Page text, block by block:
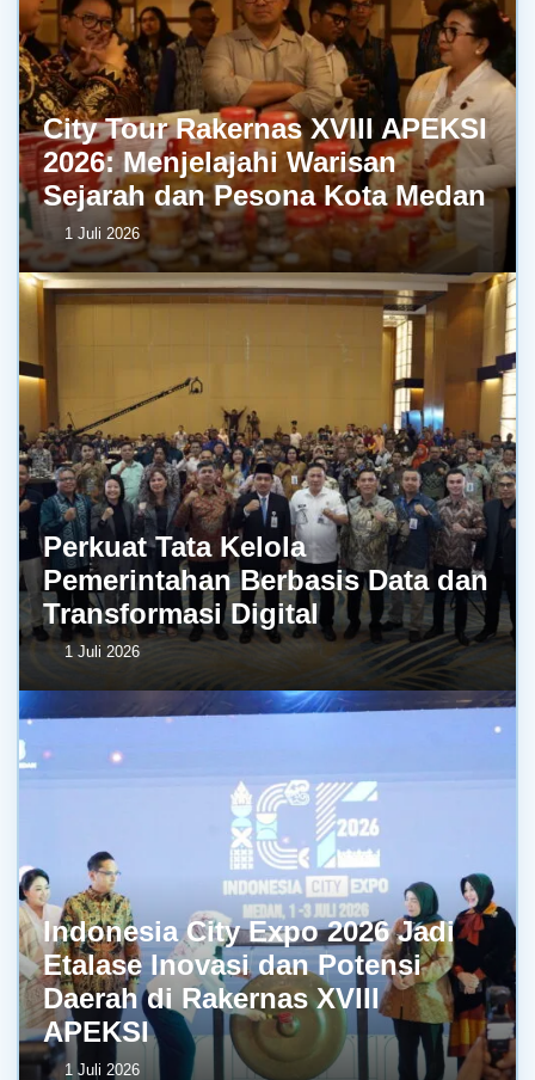
City Tour Rakernas XVIII APEKSI
2026: Menjelajahi Warisan
Sejarah dan Pesona Kota Medan
1 Juli 2026
Perkuat Tata Kelola
Pemerintahan Berbasis Data dan
Transformasi Digital
1 Juli 2026
Indonesia City Expo 2026 Jadi
Etalase Inovasi dan Potensi
Daerah di Rakernas XVIII
APEKSI
1 Juli 2026